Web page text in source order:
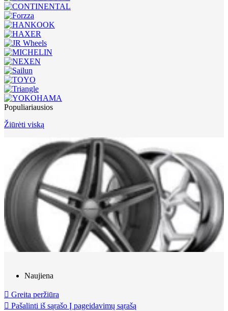
Populiariausios
Žiūrėti viską
Naujiena
 Greita peržiūra
 Pašalinti iš sąrašo Į pageidavimų sąrašą